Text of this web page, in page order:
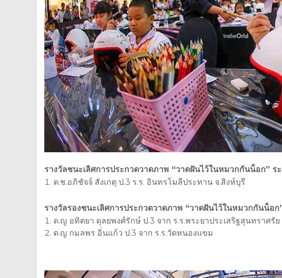
รางวัลชนะเลิศการประกวดวาดภาพ “วาดฝันไว้ในหมวกกันน็อก” ร
ด.ช.อภิชัจจ์ สังเกตุ ป.3 ร.ร. อินทรโมลีประทาน จ.สิงห์บุรี
รางวัลรองชนะเลิศการประกวดวาดภาพ “วาดฝันไว้ในหมวกกันน็อ
ด.ญ อทิตยา ดุลยพงศ์รักษ์ ป.3 จาก ร.ร.พระยาประเสริฐสุนทราศรั
ด.ญ กมลพร อิ่นแก้ว ป.3 จาก ร.ร.วัดหนองแขม